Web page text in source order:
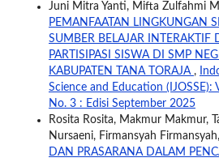
Juni Mitra Yanti, Mifta Zulfahmi
PEMANFAATAN LINGKUNGAN
SUMBER BELAJAR INTERAKTIF
PARTISIPASI SISWA DI SMP
KABUPATEN TANA TORAJA ,
Science and Education (IJOSSE):
No. 3 : Edisi September 2025
Rosita Rosita, Makmur Makmur,
Nursaeni, Firmansyah Firmansyah,
DAN PRASARANA DALAM